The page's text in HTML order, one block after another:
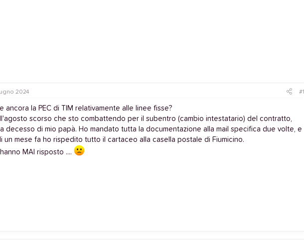
2024 #1
ancora la PEC di TIM relativamente alle linee fisse?
scorso che sto combattendo per il subentro (cambio intestatario) del contratto,
decesso di mio papà. Ho mandato tutta la documentazione alla mail specifica due volte, e
un mese fa ho rispedito tutto il cartaceo alla casella postale di Fiumicino.
MAI risposto ....